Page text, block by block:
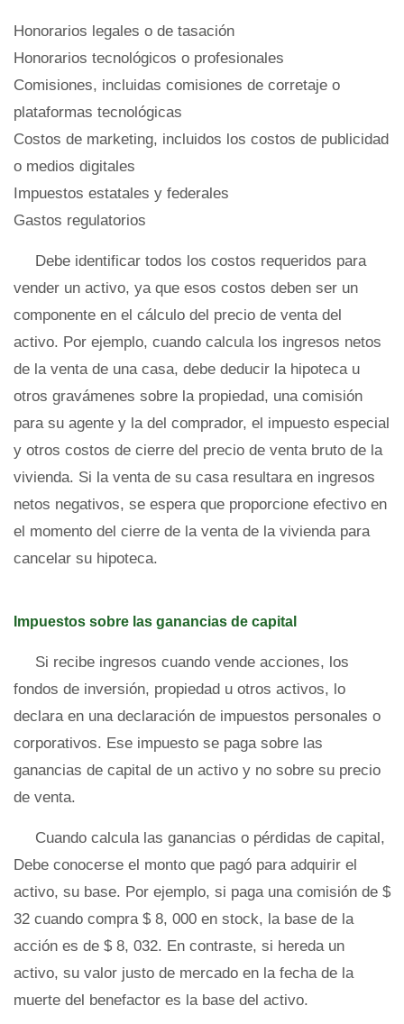
Honorarios legales o de tasación
Honorarios tecnológicos o profesionales
Comisiones, incluidas comisiones de corretaje o
plataformas tecnológicas
Costos de marketing, incluidos los costos de publicidad
o medios digitales
Impuestos estatales y federales
Gastos regulatorios
Debe identificar todos los costos requeridos para
vender un activo, ya que esos costos deben ser un
componente en el cálculo del precio de venta del
activo. Por ejemplo, cuando calcula los ingresos netos
de la venta de una casa, debe deducir la hipoteca u
otros gravámenes sobre la propiedad, una comisión
para su agente y la del comprador, el impuesto especial
y otros costos de cierre del precio de venta bruto de la
vivienda. Si la venta de su casa resultara en ingresos
netos negativos, se espera que proporcione efectivo en
el momento del cierre de la venta de la vivienda para
cancelar su hipoteca.
Impuestos sobre las ganancias de capital
Si recibe ingresos cuando vende acciones, los
fondos de inversión, propiedad u otros activos, lo
declara en una declaración de impuestos personales o
corporativos. Ese impuesto se paga sobre las
ganancias de capital de un activo y no sobre su precio
de venta.
Cuando calcula las ganancias o pérdidas de capital,
Debe conocerse el monto que pagó para adquirir el
activo, su base. Por ejemplo, si paga una comisión de $
32 cuando compra $ 8, 000 en stock, la base de la
acción es de $ 8, 032. En contraste, si hereda un
activo, su valor justo de mercado en la fecha de la
muerte del benefactor es la base del activo.